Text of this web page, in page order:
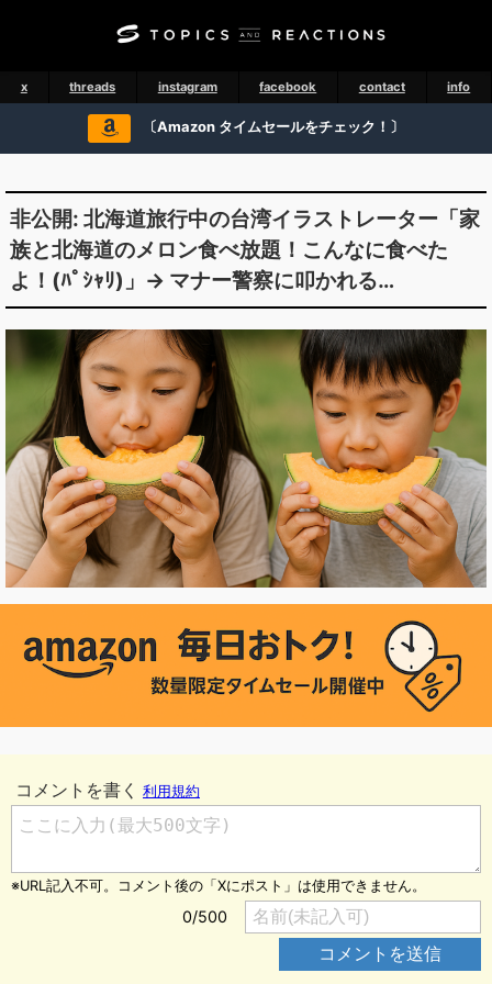
x threads instagram facebook contact info
〔Amazon タイムセールをチェック！〕
非公開: 北海道旅行中の台湾イラストレーター「家
族と北海道のメロン食べ放題！こんなに食べた
よ！(ﾊﾟｼｬﾘ)」→ マナー警察に叩かれる…